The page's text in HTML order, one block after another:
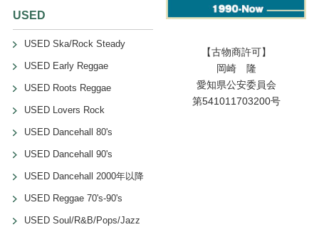
USED
USED Ska/Rock Steady
USED Early Reggae
USED Roots Reggae
USED Lovers Rock
USED Dancehall 80's
USED Dancehall 90's
USED Dancehall 2000年以降
USED Reggae 70's-90's
USED Soul/R&B/Pops/Jazz
【古物商許可】
岡崎 隆
愛知県公安委員会
第541011703200号